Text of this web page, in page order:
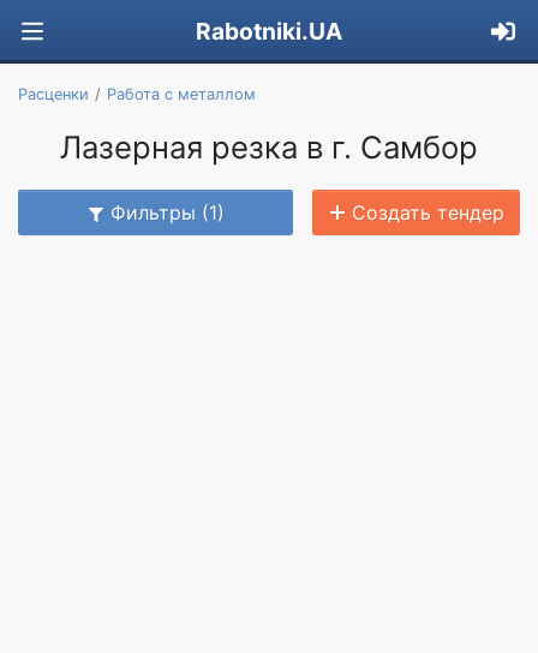
Rabotniki.UA
Расценки Работа с металлом
Лазерная резка в г. Самбор
Фильтры (1) Создать тендер